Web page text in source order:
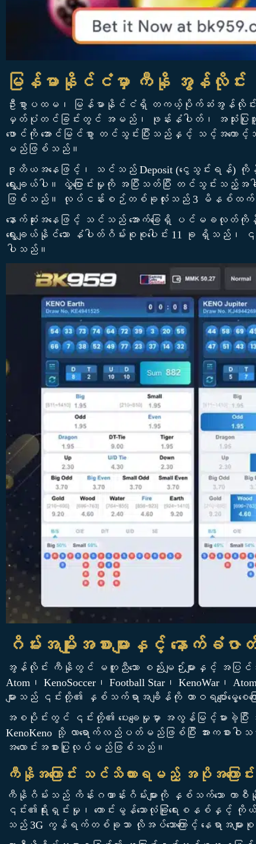
မြန်မာနိုင်ငံမှာ ကီနို အွန်လိုင်း ဘ
ဦးစွာပထမ၊ မြန်မာနိုင်ငံရှိ တကယ့်ပိုက်ဆံအွန်လိုင်းလ
မှတ်ပုံတင်ခြင်းတွင် အမည်၊ ဖုန်းနံပါတ်၊ အသုံးပ
ဖောင်ကို အောင်မြင်စွာ တင်သွင်းပြီးသည်နှင့် သင့်အကော
မည်ဖြစ်သည်။
ဒုတိယအနေဖြင့်၊ သင်သည် Deposit (ငွေသွင်းရန်) ကို
ရွေးချယ်ပါ။ လွှဲပြောင်းမှုကို အပြီးသတ်ပြီး တင်သွင်း
ဖြစ်သည်။ လုပ်ငန်းစဉ်တစ်ခုလုံးသည် 3 မိနစ်ထက်
နောက်ဆုံးအနေဖြင့် သင်သည် အောက်ခြေရှိ ပင်မခလုတ်
ရွေးချယ်နိုင်သော နံပါတ်ဂိမ်းစုစုပေါင်း 11 ခု ရှိသည်၊
ပါသည်။
ဂိမ်းအမျိုးအစားများနှင့် နောက်ခံ
အွန်လိုင်း ကီနိုတွင် မတူညီသော စည်းမျဉ်းများနှင့် အပြင်အဆင်
Atom၊ KenoSoccer၊ Football Star၊ KenoWar၊
များသည် ၎င်းတို့၏ နှစ်သက်ရာအချိန်ကို ထာဝရပျော်မွေ့စေကြေ
အစပိုင်းတွင် ၎င်းတို့၏ ပေးချေမှုမှာ အလွန်မြင့်မားခဲ့ပြီး
KenoKeno သို့ လာရောက်လည်ပတ်မည်ဖြစ်ပြီး အားကစားဝ
အလောင်းအစားပြုလုပ်မည်ဖြစ်သည်။
ကီနိုအကြောင်း သင်သိထားရမည့် အပိုအကြောင်းအ
ကီနိုဂိမ်းသည် ကိန်းဂဏာန်းဂိမ်းများကို နှစ်သက်သော ကာစီနို
၎င်း၏ရိုးရှင်းမှု၊ ကောင်းမွန်သောလုံခြုံရေးစနစ်နှင့် ကိုယ်
သည် 3G ကွန်ရက်တစ်ခုသာ လိုအပ်သောကြောင့် နေရာအများ